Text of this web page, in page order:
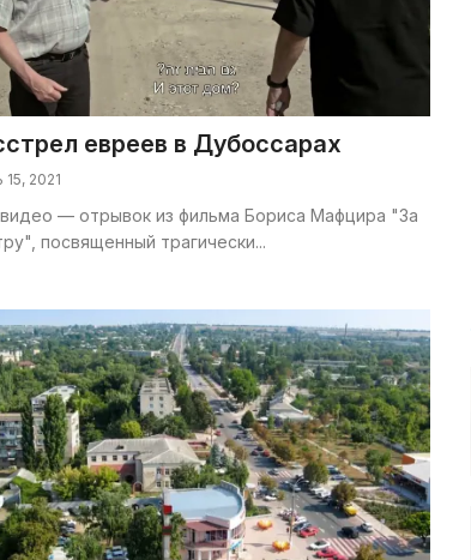
евреев в Дубоссарах
2021
— отрывок из фильма Бориса Мафцира "За
посвященный трагически...